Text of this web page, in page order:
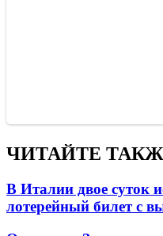
ЧИТАЙТЕ
В Италии двое суток
лотерейный билет с